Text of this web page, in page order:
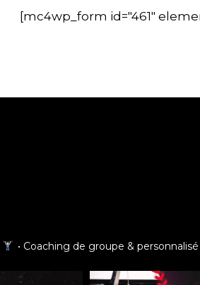
[mc4wp_form id="461"
• Coaching de groupe & personnalisé